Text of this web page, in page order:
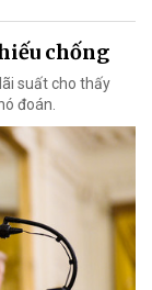
chống
suất cho thấy
đoán.